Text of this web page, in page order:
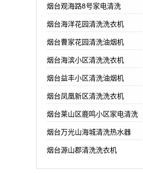
烟台观海路8号家电清洗
烟台海洋花园清洗洗衣机
烟台曹家花园清洗油烟机
烟台海滨小区清洗洗衣机
烟台益丰小区清洗油烟机
烟台凤凰新区清洗洗衣机
烟台莱山区鹿鸣小区家电清洗
烟台万光山海城清洗热水器
烟台源山郡清洗洗衣机